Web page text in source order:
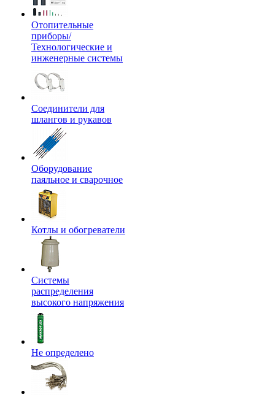
Отопительные
приборы/
Технологические и
инженерные системы
Соединители для
шлангов и рукавов
Оборудование
паяльное и сварочное
Котлы и обогреватели
Системы
распределения
высокого напряжения
Не определено